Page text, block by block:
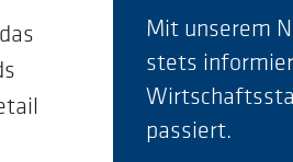
Mit unserem
stets
passiert.